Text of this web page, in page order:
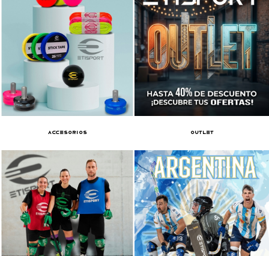
ACCESORIOS OUTLET